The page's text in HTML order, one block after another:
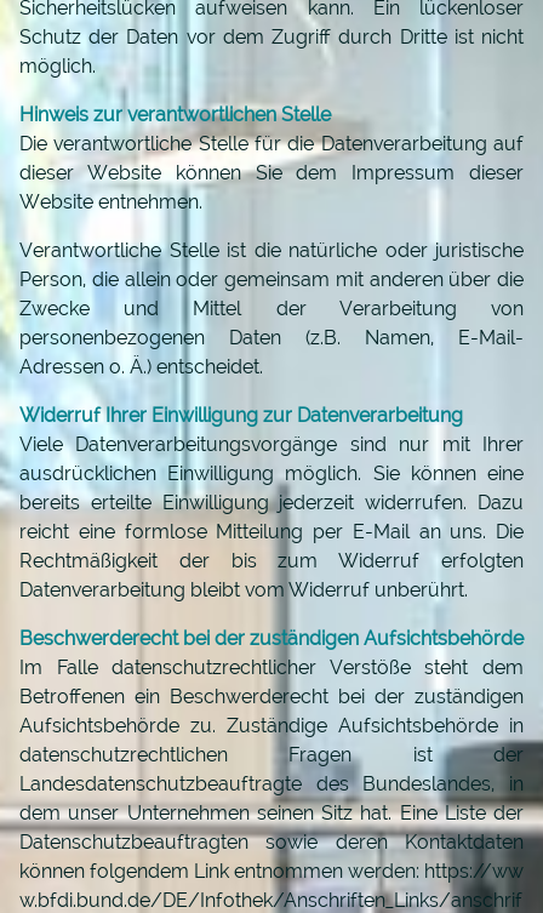
Sicherheitslücken aufweisen kann. Ein lückenloser
Schutz der Daten vor dem Zugriff durch Dritte ist nicht
möglich.
Hinweis zur verantwortlichen Stelle
Die verantwortliche Stelle für die Datenverarbeitung auf
dieser Website können Sie dem Impressum dieser
Website entnehmen.
Verantwortliche Stelle ist die natürliche oder juristische
Person, die allein oder gemeinsam mit anderen über die
Zwecke und Mittel der Verarbeitung von
personenbezogenen Daten (z.B. Namen, E-Mail-
Adressen o. Ä.) entscheidet.
Widerruf Ihrer Einwilligung zur Datenverarbeitung
Viele Datenverarbeitungsvorgänge sind nur mit Ihrer
ausdrücklichen Einwilligung möglich. Sie können eine
bereits erteilte Einwilligung jederzeit widerrufen. Dazu
reicht eine formlose Mitteilung per E-Mail an uns. Die
Rechtmäßigkeit der bis zum Widerruf erfolgten
Datenverarbeitung bleibt vom Widerruf unberührt.
Beschwerderecht bei der zuständigen Aufsichtsbehörde
Im Falle datenschutzrechtlicher Verstöße steht dem
Betroffenen ein Beschwerderecht bei der zuständigen
Aufsichtsbehörde zu. Zuständige Aufsichtsbehörde in
datenschutzrechtlichen Fragen ist der
Landesdatenschutzbeauftragte des Bundeslandes, in
dem unser Unternehmen seinen Sitz hat. Eine Liste der
Datenschutzbeauftragten sowie deren Kontaktdaten
können folgendem Link entnommen werden: https://ww
w.bfdi.bund.de/DE/Infothek/Anschriften_Links/anschrif